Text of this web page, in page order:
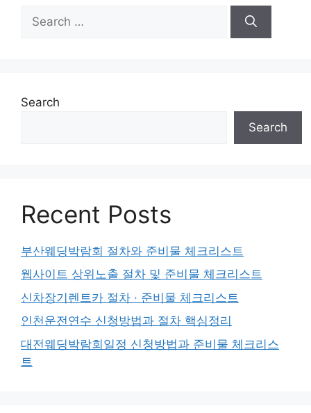
for:
Search
Search
Recent Posts
부산웨딩박람회 절차와 준비물 체크리스트
웹사이트 상위노출 절차 및 준비물 체크리스트
신차장기렌트카 절차 · 준비물 체크리스트
인천운전연수 신청방법과 절차 핵심정리
대전웨딩박람회일정 신청방법과 준비물 체크리스
트